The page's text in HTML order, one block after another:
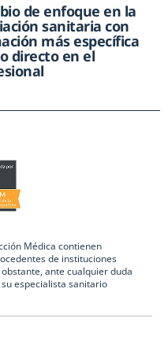
de enfoque en la
sanitaria con
más específica
directo en el
Médica contienen
de instituciones
ante cualquier duda
especialista sanitario